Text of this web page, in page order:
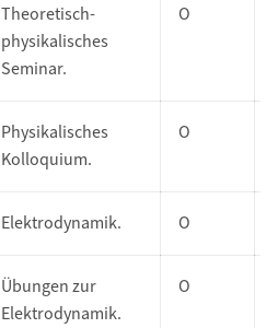
Theoretisch-
physikalisches
Seminar.
O
Physikalisches
Kolloquium.
O
Elektrodynamik. O
Übungen zur
Elektrodynamik.
O